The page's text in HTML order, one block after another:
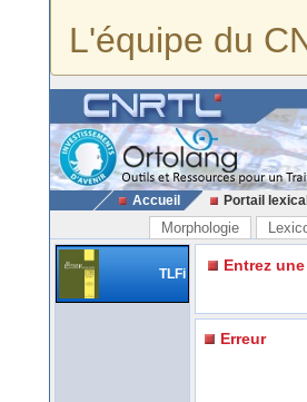
L'équipe du
Accueil Portail lexical
Morphologie
TLFi Entrez
Erreur